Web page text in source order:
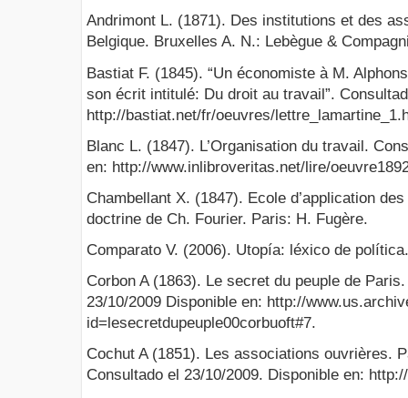
Andrimont L. (1871). Des institutions et des
Belgique. Bruxelles A. N.: Lebègue &
Bastiat F. (1845). “Un économiste à M.
son écrit intitulé: Du droit au travail”.
http://bastiat.net/fr/oeuvres/
Blanc L. (1847). L’Organisation du travail.
en: http://www.inlibroveritas.net/lire/
Chambellant X. (1847). Ecole d’application
doctrine de Ch. Fourier. Paris: H. Fugère.
Comparato V. (2006). Utopía: léxico de
Corbon A (1863). Le secret du peuple de
23/10/2009 Disponible en: http://
id=lesecretdupeuple00corbuoft#7.
Cochut A (1851). Les associations ouvrières.
Consultado el 23/10/2009. Disponible en: